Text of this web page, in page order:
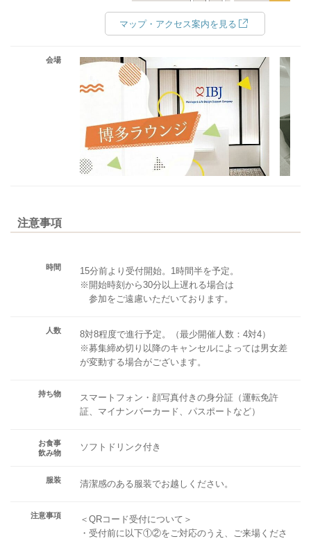
マップ・アクセス案内を見る
会場
注意事項
時間
15分前より受付開始。1時間半を予定。
※開始時刻から30分以上遅れる場合は
参加をご遠慮いただいております。
人数
8対8程度で進行予定。（最少開催人数：4対4）
※募集締め切り以降のキャンセルによっては男女差
が変動する場合がございます。
持ち物
スマートフォン・顔写真付きの身分証（運転免許
証、マイナンバーカード、パスポートなど）
お食事
飲み物
ソフトドリンク付き
服装 清潔感のある服装でお越しください。
注意事項
＜QRコード受付について＞
・受付前に以下①②をご対応のうえ、ご来場くださ